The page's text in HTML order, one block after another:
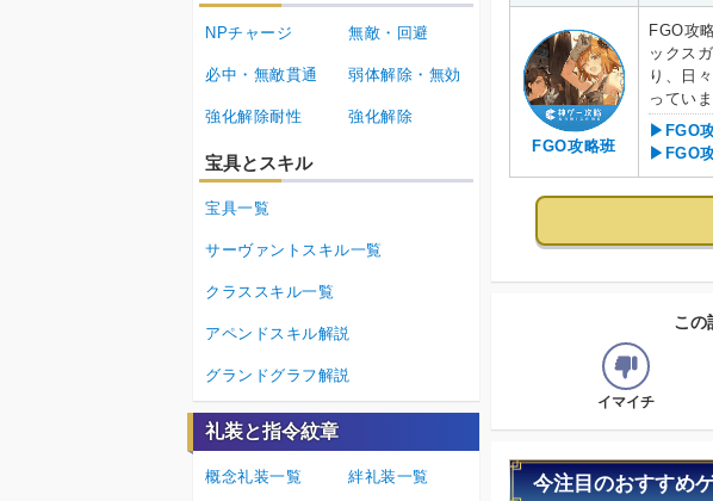
FGO攻略班
FGO攻
ックス
り、日
っていま
▶FGO
▶FGO
この
イマイチ
今注目のおすすめ
NPチャージ 無敵・回避
必中・無敵貫通 弱体解除・無効
強化解除耐性 強化解除
宝具とスキル
宝具一覧
サーヴァントスキル一覧
クラススキル一覧
アペンドスキル解説
グランドグラフ解説
礼装と指令紋章
概念礼装一覧 絆礼装一覧